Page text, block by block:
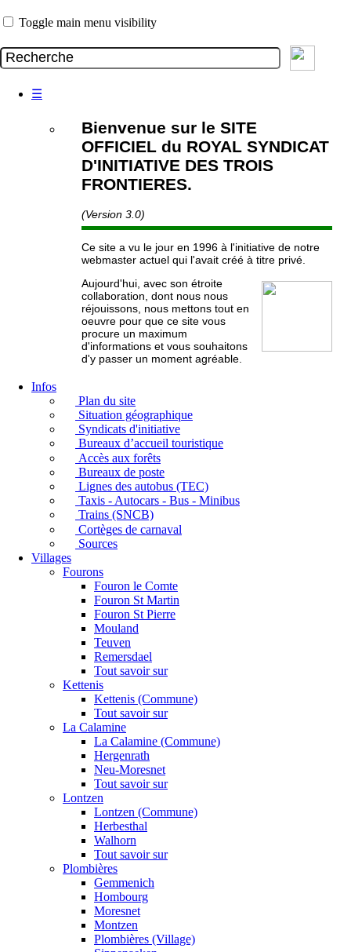
Toggle main menu visibility
☰
Bienvenue sur le SITE
OFFICIEL du ROYAL SYNDICAT
D'INITIATIVE DES TROIS
FRONTIERES.
(Version 3.0)
Ce site a vu le jour en 1996 à l'initiative de notre
webmaster actuel qui l'avait créé à titre privé.
Aujourd'hui, avec son étroite
collaboration, dont nous nous
réjouissons, nous mettons tout en
oeuvre pour que ce site vous
procure un maximum
d'informations et vous souhaitons
d'y passer un moment agréable.
Infos
Plan du site
Situation géographique
Syndicats d'initiative
Bureaux d’accueil touristique
Accès aux forêts
Bureaux de poste
Lignes des autobus (TEC)
Taxis - Autocars - Bus - Minibus
Trains (SNCB)
Cortèges de carnaval
Sources
Villages
Fourons
Fouron le Comte
Fouron St Martin
Fouron St Pierre
Mouland
Teuven
Remersdael
Tout savoir sur
Kettenis
Kettenis (Commune)
Tout savoir sur
La Calamine
La Calamine (Commune)
Hergenrath
Neu-Moresnet
Tout savoir sur
Lontzen
Lontzen (Commune)
Herbesthal
Walhorn
Tout savoir sur
Plombières
Gemmenich
Hombourg
Moresnet
Montzen
Plombières (Village)